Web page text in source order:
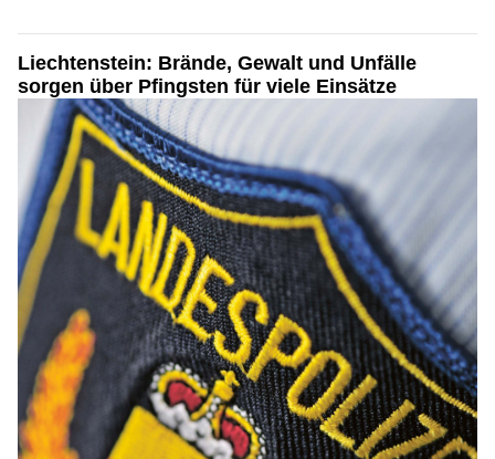
Liechtenstein: Brände, Gewalt und Unfälle
sorgen über Pfingsten für viele Einsätze